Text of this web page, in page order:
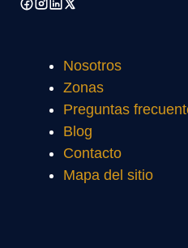
Nosotros
Zonas
Preguntas
Blog
Contacto
Mapa del sitio